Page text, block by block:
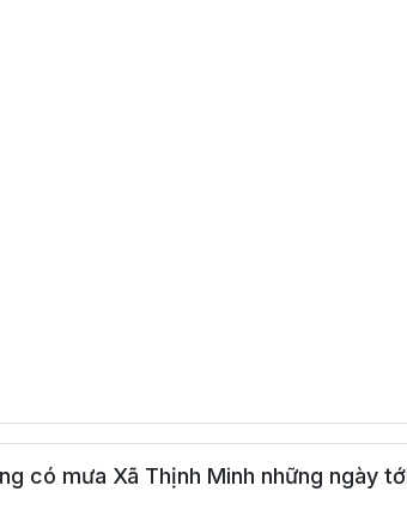
có mưa Xã Thịnh Minh những ngày